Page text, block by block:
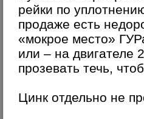
рейки по
продаже есть
«мокрое место»
или – на двигателе
прозевать течь,
Цинк отдельно не